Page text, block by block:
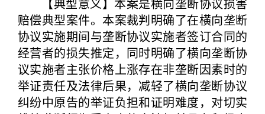
赔偿典型案件。本案裁判明确了在横向垄断
协议实施期间与垄断协议实施者签订合同的
经营者的损失推定，同时明确了横向垄断协
议实施者主张价格上涨存在非垄断因素时的
举证责任及法律后果，减轻了横向垄断协议
纠纷中原告的举证负担和证明难度，对切实